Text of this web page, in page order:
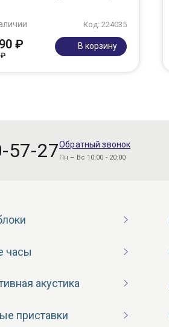
Код: 224035
₽
₽
В корзину
57-27Обратный звонок
Пн – Вс 10:00 - 20:00
часы
акустика
приставки